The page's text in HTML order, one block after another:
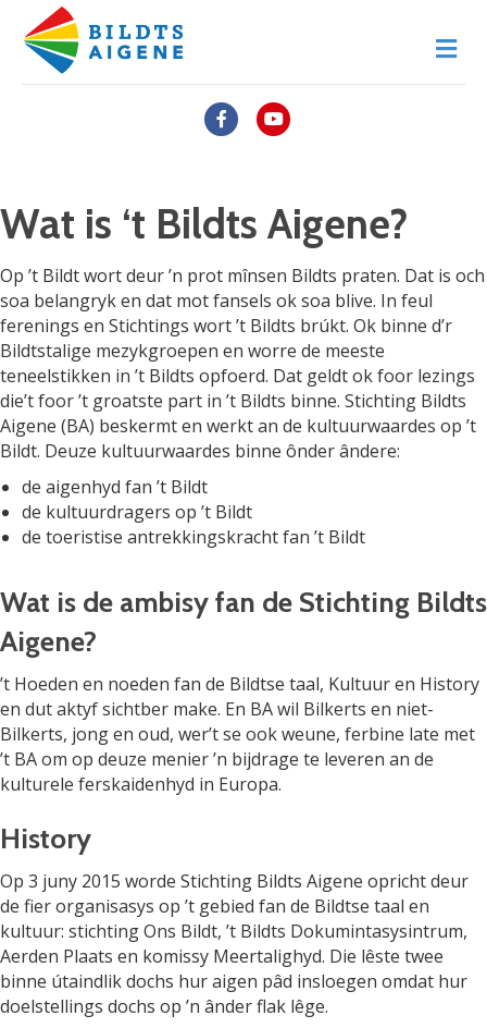
FacebookYoutube
Wat is ‘t Bildts Aigene?
Op ’t Bildt wort deur ’n prot mînsen Bildts praten. Dat is och
soa belangryk en dat mot fansels ok soa blive. In feul
ferenings en Stichtings wort ’t Bildts brúkt. Ok binne d’r
Bildtstalige mezykgroepen en worre de meeste
teneelstikken in ’t Bildts opfoerd. Dat geldt ok foor lezings
die’t foor ’t groatste part in ’t Bildts binne. Stichting Bildts
Aigene (BA) beskermt en werkt an de kultuurwaardes op ’t
Bildt. Deuze kultuurwaardes binne ônder ândere:
de aigenhyd fan ’t Bildt
de kultuurdragers op ’t Bildt
de toeristise antrekkingskracht fan ’t Bildt
Wat is de ambisy fan de Stichting Bildts
Aigene?
’t Hoeden en noeden fan de Bildtse taal, Kultuur en History
en dut aktyf sichtber make. En BA wil Bilkerts en niet-
Bilkerts, jong en oud, wer’t se ook weune, ferbine late met
’t BA om op deuze menier ’n bijdrage te leveren an de
kulturele ferskaidenhyd in Europa.
History
Op 3 juny 2015 worde Stichting Bildts Aigene opricht deur
de fier organisasys op ’t gebied fan de Bildtse taal en
kultuur: stichting Ons Bildt, ’t Bildts Dokumintasysintrum,
Aerden Plaats en komissy Meertalighyd. Die lêste twee
binne útaindlik dochs hur aigen pâd insloegen omdat hur
doelstellings dochs op ’n ânder flak lêge.